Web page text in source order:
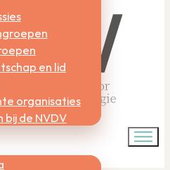
en lid
organisaties
bij de NVDV